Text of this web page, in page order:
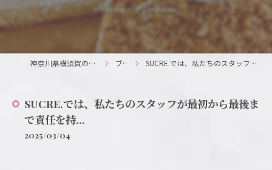
神奈川県横須賀の美容室ならSUCRE. ブログ SUCRE.では、私たちのスタッフが最初から最後まで責任を持...
SUCRE.では、私たちのスタッフが最初から最後ま
で責任を持...
2025/03/04